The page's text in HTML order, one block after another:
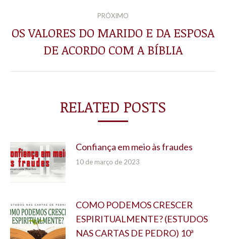
PRÓXIMO
Próximo
post:
OS VALORES DO MARIDO E DA ESPOSA
DE ACORDO COM A BÍBLIA
RELATED POSTS
Confiança em meio às fraudes
10 de março de 2023
COMO PODEMOS CRESCER
ESPIRITUALMENTE? (ESTUDOS
NAS CARTAS DE PEDRO) 10ª